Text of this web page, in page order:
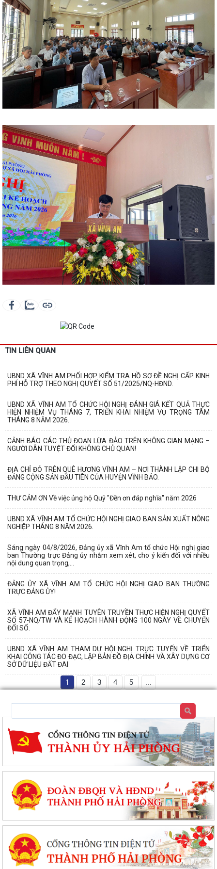
TIN LIÊN QUAN
UBND XÃ VĨNH AM PHỐI HỢP KIỂM TRA HỒ SƠ ĐỀ NGHỊ CẤP KINH
PHÍ HỖ TRỢ THEO NGHỊ QUYẾT SỐ 51/2025/NQ-HĐND.
UBND XÃ VĨNH AM TỔ CHỨC HỘI NGHỊ ĐÁNH GIÁ KẾT QUẢ THỰC
HIỆN NHIỆM VỤ THÁNG 7, TRIỂN KHAI NHIỆM VỤ TRỌNG TÂM
THÁNG 8 NĂM 2026.
CẢNH BÁO CÁC THỦ ĐOẠN LỪA ĐẢO TRÊN KHÔNG GIAN MẠNG –
NGƯỜI DÂN TUYỆT ĐỐI KHÔNG CHỦ QUAN!
ĐỊA CHỈ ĐỎ TRÊN QUÊ HƯƠNG VĨNH AM – NƠI THÀNH LẬP CHI BỘ
ĐẢNG CỘNG SẢN ĐẦU TIÊN CỦA HUYỆN VĨNH BẢO.
THƯ CẢM ƠN Về việc ủng hộ Quỹ "Đền ơn đáp nghĩa" năm 2026
UBND XÃ VĨNH AM TỔ CHỨC HỘI NGHỊ GIAO BAN SẢN XUẤT NÔNG
NGHIỆP THÁNG 8 NĂM 2026.
Sáng ngày 04/8/2026, Đảng ủy xã Vĩnh Am tổ chức Hội nghị giao
ban Thường trực Đảng ủy nhằm xem xét, cho ý kiến đối với nhiều
nội dung quan trọng,...
ĐẢNG ỦY XÃ VĨNH AM TỔ CHỨC HỘI NGHỊ GIAO BAN THƯỜNG
TRỰC ĐẢNG ỦY!
XÃ VĨNH AM ĐẨY MẠNH TUYÊN TRUYỀN THỰC HIỆN NGHỊ QUYẾT
SỐ 57-NQ/TW VÀ KẾ HOẠCH HÀNH ĐỘNG 100 NGÀY VỀ CHUYỂN
ĐỔI SỐ.
UBND XÃ VĨNH AM THAM DỰ HỘI NGHỊ TRỰC TUYẾN VỀ TRIỂN
KHAI CÔNG TÁC ĐO ĐẠC, LẬP BẢN ĐỒ ĐỊA CHÍNH VÀ XÂY DỰNG CƠ
SỞ DỮ LIỆU ĐẤT ĐAI
1 2 3 4 5 ...